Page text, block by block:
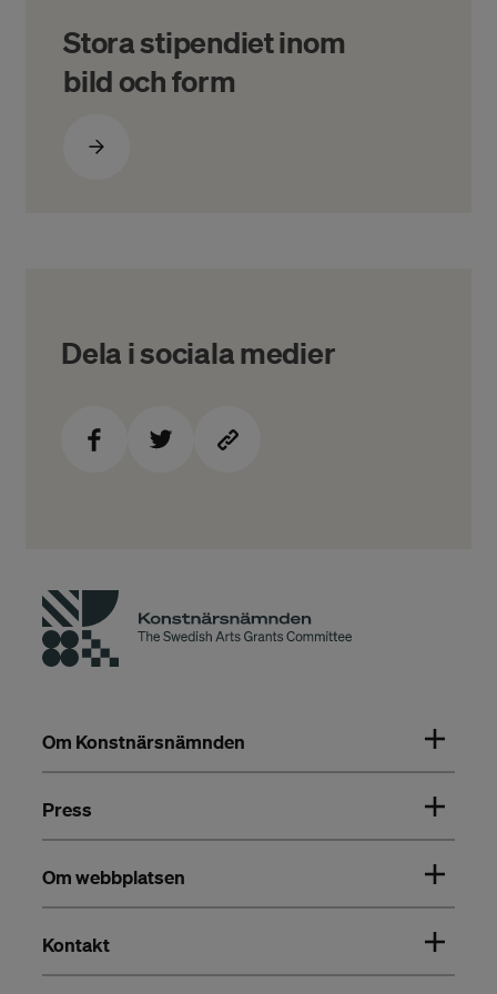
Stora stipendiet inom
bild och form
Dela i sociala medier
Om Konstnärsnämnden
Press
Om webbplatsen
Kontakt